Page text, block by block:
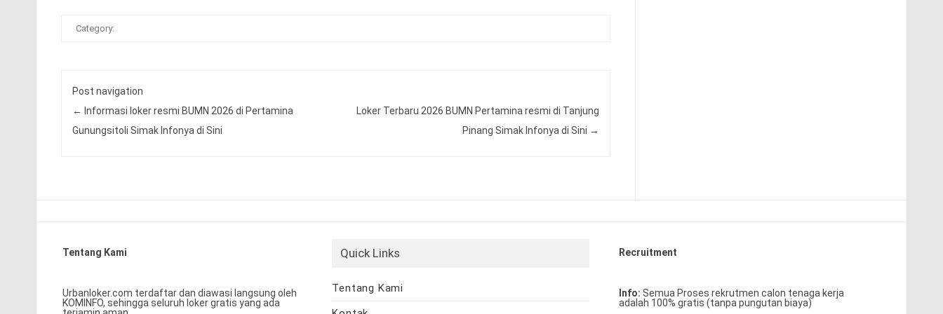
Category:
Post navigation
← Informasi loker resmi BUMN 2026 di Pertamina
Gunungsitoli Simak Infonya di Sini
Loker Terbaru 2026 BUMN Pertamina resmi di Tanjung
Pinang Simak Infonya di Sini →
Tentang Kami
Urbanloker.com terdaftar dan diawasi langsung oleh
KOMINFO, sehingga seluruh loker gratis yang ada
Quick Links
Tentang Kami
Recruitment
Info: Semua Proses rekrutmen calon tenaga kerja
adalah 100% gratis (tanpa pungutan biaya)